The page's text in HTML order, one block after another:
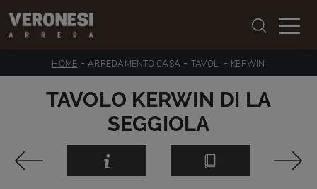
HOME -ARREDAMENTO CASA - TAVOLI - KERWIN
TAVOLO KERWIN DI LA
SEGGIOLA